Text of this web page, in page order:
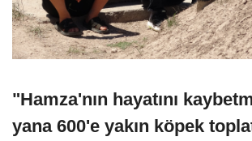
"Hamza'nın hayatını
yana 600'e yakın köpek